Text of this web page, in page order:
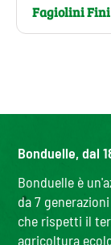
Fagiolini
Bonduelle, dal
Bonduelle è
da 7
che rispetti il
agricoltura